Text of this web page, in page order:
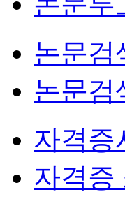
논문검
논문검
자격증
자격증